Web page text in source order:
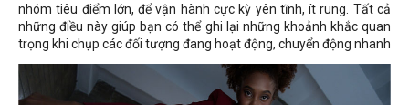
nhóm tiêu điểm lớn, để vận hành cực kỳ yên tĩnh, ít rung. Tất cả
những điều này giúp bạn có thể ghi lại những khoảnh khắc quan
trọng khi chụp các đối tượng đang hoạt động, chuyển động nhanh